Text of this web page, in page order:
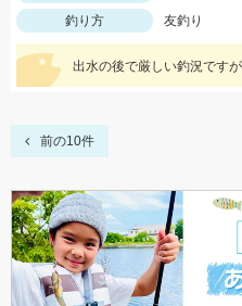
釣り方
友釣り
出水の後で厳しい釣況です
前の10件